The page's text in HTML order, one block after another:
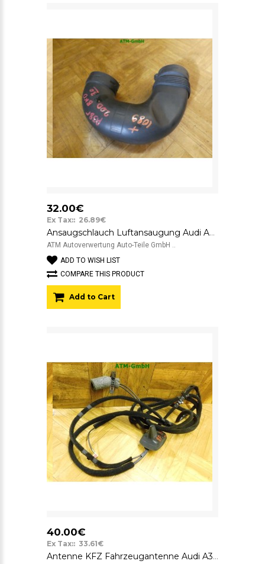
32.00€
Ex Tax:: 26.89€
Ansaugschlauch Luftansaugung Audi A3 8P 2.0 TDI 16V 103 kW 1K0129618AT
ATM Autoverwertung Auto-Teile GmbH ..
ADD TO WISH LIST
COMPARE THIS PRODUCT
Add to Cart
40.00€
Ex Tax:: 33.61€
Antenne KFZ Fahrzeugantenne Audi A3 8P 8P0035503L 7617431028 Blaupunkt